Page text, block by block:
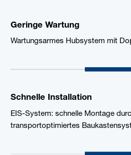
Geringe Wartung
Wartungsarmes Hubsystem mit
Schnelle Installation
EIS-System: schnelle Montage
transportoptimiertes